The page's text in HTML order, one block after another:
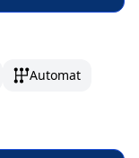
Automat